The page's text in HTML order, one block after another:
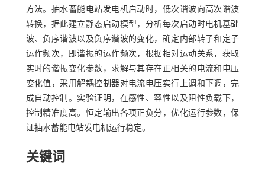
方法。抽水蓄能电站发电机启动时，低次谐波向高次谐波
转换，据此建立静态启动模型，分析每次启动时电机基础
波、负序谐波以及负序谐波的变化，确定内部转子和定子
运作频次，即谐振的运作频次，根据相对运动关系，获取
实时的谐振变化参数，求解与其存在正相关的电流和电压
变化值，采用解耦控制器对电流电压实行上调和下调，完
成自动控制。实验证明，在感性、容性以及阻性负载下，
控制精准度高。恒定输出各项正负分，优化运行参数，保
证抽水蓄能电站发电机运行稳定。
关键词